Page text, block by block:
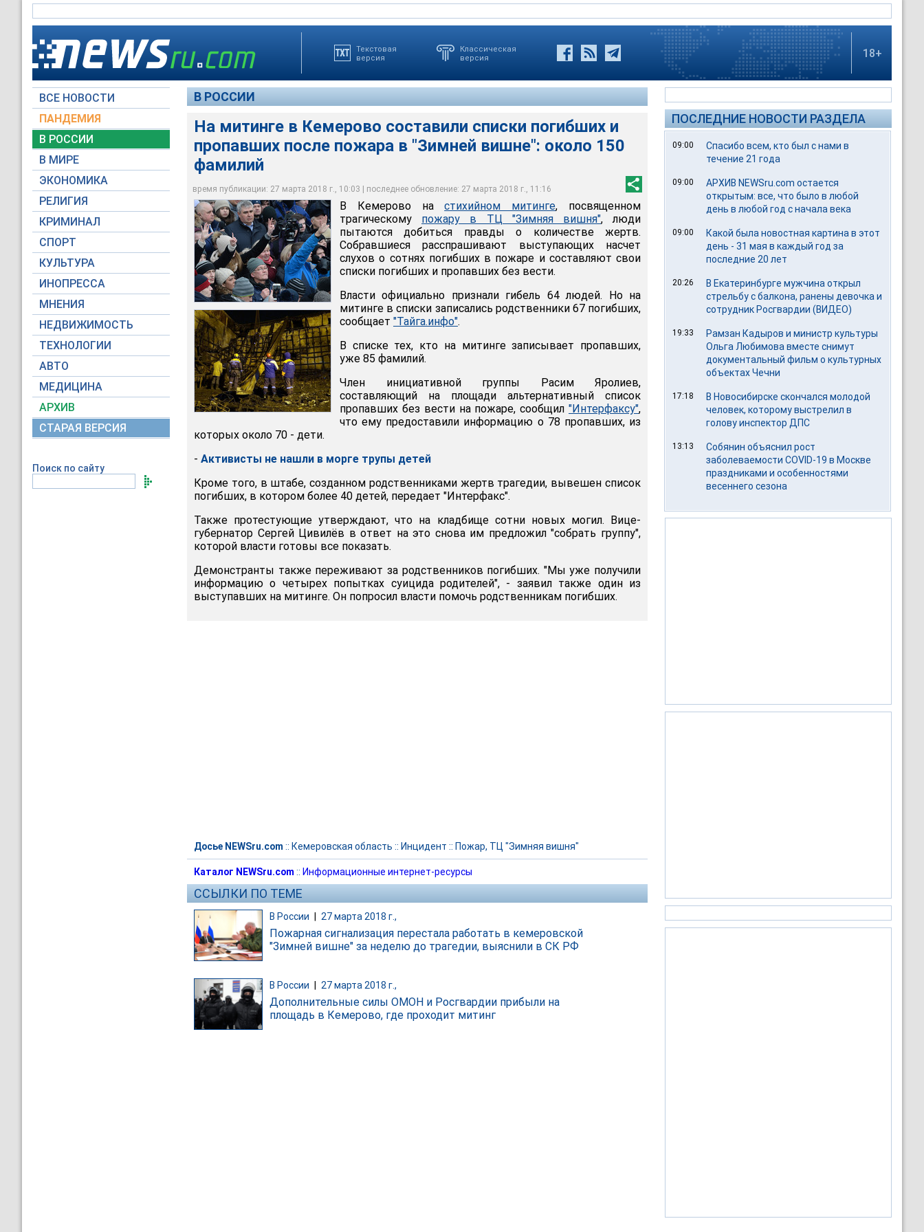
Текстовая
версия
Классическая
версия
18+
ВСЕ НОВОСТИ
ПАНДЕМИЯ
В РОССИИ
В МИРЕ
ЭКОНОМИКА
РЕЛИГИЯ
КРИМИНАЛ
СПОРТ
КУЛЬТУРА
ИНОПРЕССА
МНЕНИЯ
НЕДВИЖИМОСТЬ
ТЕХНОЛОГИИ
АВТО
МЕДИЦИНА
АРХИВ
СТАРАЯ ВЕРСИЯ
Поиск по сайту
В РОССИИ
На митинге в Кемерово составили списки погибших и
пропавших после пожара в "Зимней вишне": около 150
фамилий
время публикации: 27 марта 2018 г., 10:03 | последнее обновление: 27 марта 2018 г., 11:16
Люди показывают на пальцах сколько родственников у них погибло при пожаре в
торгово-развлекательном центре «Зимняя вишня» во время митинга на площади
Советов у здания администрации в Кемерово
©РИА Новости / Александр Кряжев
Власти официально признали гибель 64 людей. Но на митинге в списки записались
родственники 67 погибших. В списке тех, кто на митинге записывает пропавших, уже
85 фамилий
МЧС России
В Кемерово настихийном митинге, посвященном
трагическому пожару в ТЦ "Зимняя вишня", люди
пытаются добиться правды о количестве жертв.
Собравшиеся расспрашивают выступающих насчет
слухов о сотнях погибших в пожаре и составляют свои
списки погибших и пропавших без вести.
Власти официально признали гибель 64 людей. Но на
митинге в списки записались родственники 67 погибших,
сообщает "Тайга.инфо".
В списке тех, кто на митинге записывает пропавших,
уже 85 фамилий.
Член инициативной группы Расим Яролиев,
составляющий на площади альтернативный список
пропавших без вести на пожаре, сообщил "Интерфаксу",
что ему предоставили информацию о 78 пропавших, из
которых около 70 - дети.
- Активисты не нашли в морге трупы детей
Кроме того, в штабе, созданном родственниками жертв трагедии, вывешен список
погибших, в котором более 40 детей, передает "Интерфакс".
Также протестующие утверждают, что на кладбище сотни новых могил. Вице-
губернатор Сергей Цивилёв в ответ на это снова им предложил "собрать группу",
которой власти готовы все показать.
Демонстранты также переживают за родственников погибших. "Мы уже получили
информацию о четырех попытках суицида родителей", - заявил также один из
выступавших на митинге. Он попросил власти помочь родственникам погибших.
Досье NEWSru.com :: Кемеровская область :: Инцидент :: Пожар, ТЦ "Зимняя вишня"
Каталог NEWSru.com :: Информационные интернет-ресурсы
ССЫЛКИ ПО ТЕМЕ
В России 27 марта 2018 г.,
Пожарная сигнализация перестала работать в кемеровской
"Зимней вишне" за неделю до трагедии, выяснили в СК РФ
В России 27 марта 2018 г.,
Дополнительные силы ОМОН и Росгвардии прибыли на
площадь в Кемерово, где проходит митинг
ПОСЛЕДНИЕ НОВОСТИ РАЗДЕЛА
09:00
Спасибо всем, кто был с нами в
течение 21 года
09:00
АРХИВ NEWSru.com остается
открытым: все, что было в любой
день в любой год с начала века
09:00
Какой была новостная картина в этот
день - 31 мая в каждый год за
последние 20 лет
20:26
В Екатеринбурге мужчина открыл
стрельбу с балкона, ранены девочка и
сотрудник Росгвардии (ВИДЕО)
19:33
Рамзан Кадыров и министр культуры
Ольга Любимова вместе снимут
документальный фильм о культурных
объектах Чечни
17:18
В Новосибирске скончался молодой
человек, которому выстрелил в
голову инспектор ДПС
13:13
Собянин объяснил рост
заболеваемости COVID-19 в Москве
праздниками и особенностями
весеннего сезона